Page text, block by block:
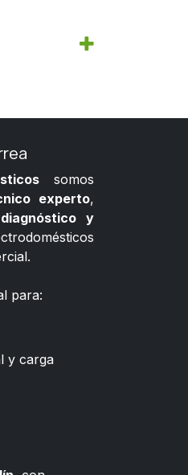
somos
experto,
y
para:
y carga